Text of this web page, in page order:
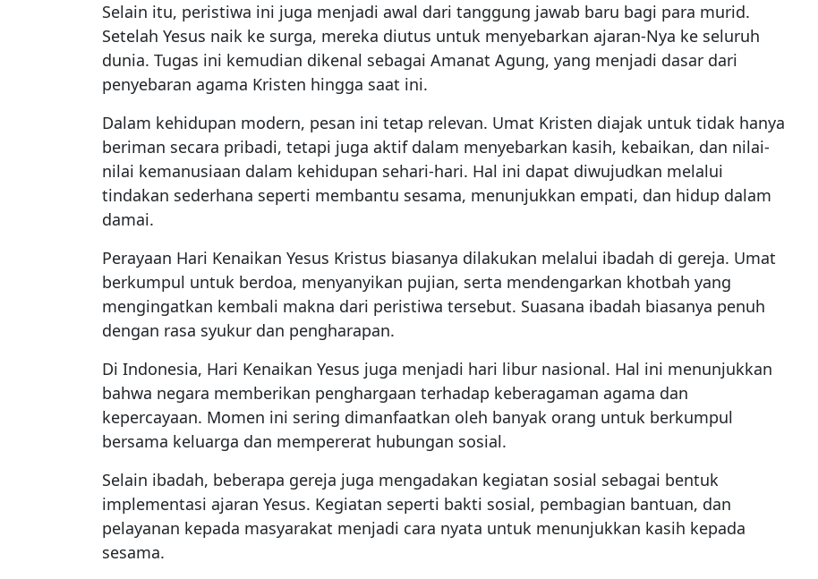
Selain itu, peristiwa ini juga menjadi awal dari tanggung jawab baru bagi para murid.
Setelah Yesus naik ke surga, mereka diutus untuk menyebarkan ajaran-Nya ke seluruh
dunia. Tugas ini kemudian dikenal sebagai Amanat Agung, yang menjadi dasar dari
penyebaran agama Kristen hingga saat ini.
Dalam kehidupan modern, pesan ini tetap relevan. Umat Kristen diajak untuk tidak hanya
beriman secara pribadi, tetapi juga aktif dalam menyebarkan kasih, kebaikan, dan nilai-
nilai kemanusiaan dalam kehidupan sehari-hari. Hal ini dapat diwujudkan melalui
tindakan sederhana seperti membantu sesama, menunjukkan empati, dan hidup dalam
damai.
Perayaan Hari Kenaikan Yesus Kristus biasanya dilakukan melalui ibadah di gereja. Umat
berkumpul untuk berdoa, menyanyikan pujian, serta mendengarkan khotbah yang
mengingatkan kembali makna dari peristiwa tersebut. Suasana ibadah biasanya penuh
dengan rasa syukur dan pengharapan.
Di Indonesia, Hari Kenaikan Yesus juga menjadi hari libur nasional. Hal ini menunjukkan
bahwa negara memberikan penghargaan terhadap keberagaman agama dan
kepercayaan. Momen ini sering dimanfaatkan oleh banyak orang untuk berkumpul
bersama keluarga dan mempererat hubungan sosial.
Selain ibadah, beberapa gereja juga mengadakan kegiatan sosial sebagai bentuk
implementasi ajaran Yesus. Kegiatan seperti bakti sosial, pembagian bantuan, dan
pelayanan kepada masyarakat menjadi cara nyata untuk menunjukkan kasih kepada
sesama.